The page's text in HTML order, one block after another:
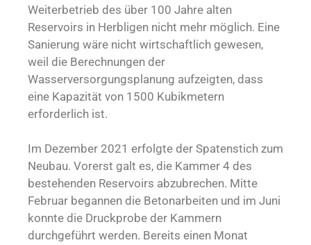
Weiterbetrieb des über 100 Jahre alten
Reservoirs in Herbligen nicht mehr möglich. Eine
Sanierung wäre nicht wirtschaftlich gewesen,
weil die Berechnungen der
Wasserversorgungsplanung aufzeigten, dass
eine Kapazität von 1500 Kubikmetern
erforderlich ist.
Im Dezember 2021 erfolgte der Spatenstich zum
Neubau. Vorerst galt es, die Kammer 4 des
bestehenden Reservoirs abzubrechen. Mitte
Februar begannen die Betonarbeiten und im Juni
konnte die Druckprobe der Kammern
durchgeführt werden. Bereits einen Monat